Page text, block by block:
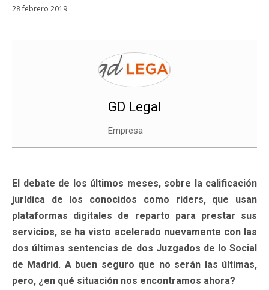
28 febrero 2019
GD Legal
Empresa
El debate de los últimos meses, sobre la calificación
jurídica de los conocidos como riders, que usan
plataformas digitales de reparto para prestar sus
servicios, se ha visto acelerado nuevamente con las
dos últimas sentencias de dos Juzgados de lo Social
de Madrid. A buen seguro que no serán las últimas,
pero, ¿en qué situación nos encontramos ahora?